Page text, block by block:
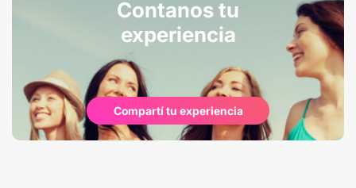
Contanos tu
experiencia
Compartí tu experiencia